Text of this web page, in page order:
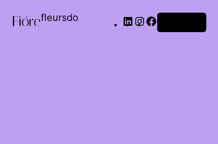
fleursdo